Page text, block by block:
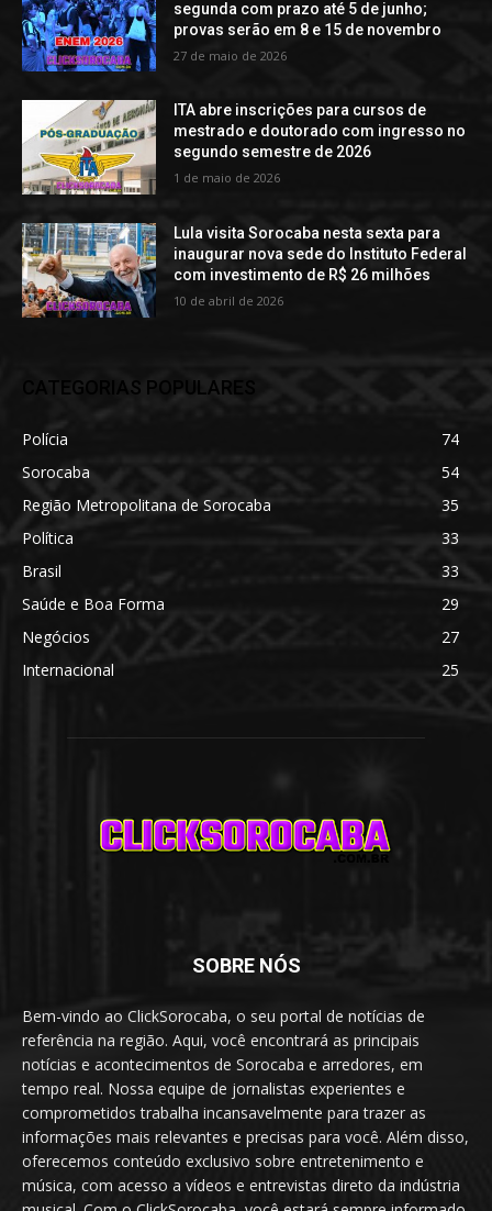
segunda com prazo até 5 de junho;
provas serão em 8 e 15 de novembro
27 de maio de 2026
ITA abre inscrições para cursos de
mestrado e doutorado com ingresso no
segundo semestre de 2026
1 de maio de 2026
Lula visita Sorocaba nesta sexta para
inaugurar nova sede do Instituto Federal
com investimento de R$ 26 milhões
10 de abril de 2026
CATEGORIAS POPULARES
Polícia
74
Sorocaba
54
Região Metropolitana de Sorocaba
35
Política
33
Brasil
33
Saúde e Boa Forma
29
Negócios
27
Internacional
25
SOBRE NÓS
Bem-vindo ao ClickSorocaba, o seu portal de notícias de
referência na região. Aqui, você encontrará as principais
notícias e acontecimentos de Sorocaba e arredores, em
tempo real. Nossa equipe de jornalistas experientes e
comprometidos trabalha incansavelmente para trazer as
informações mais relevantes e precisas para você. Além disso,
oferecemos conteúdo exclusivo sobre entretenimento e
música, com acesso a vídeos e entrevistas direto da indústria